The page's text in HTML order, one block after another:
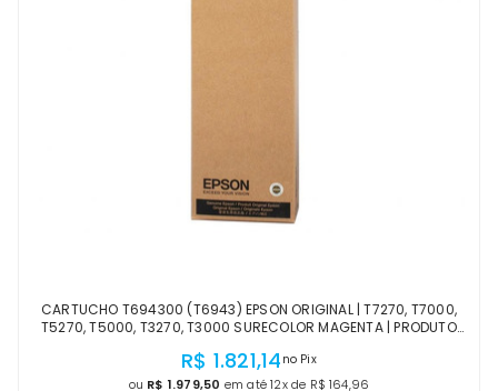
CARTUCHO T694300 (T6943) EPSON ORIGINAL | T7270, T7000,
T5270, T5000, T3270, T3000 SURECOLOR MAGENTA | PRODUTO
R$ 1.821,14 no Pix
ou R$ 1.979,50 em até 12x de R$ 164,96